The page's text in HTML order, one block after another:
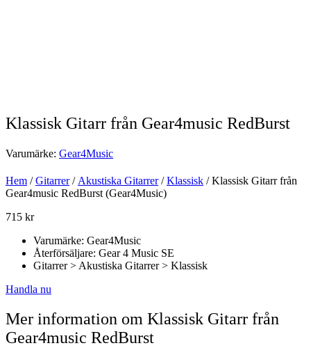
Klassisk Gitarr från Gear4music RedBurst
Varumärke: Gear4Music
Hem /Gitarrer/Akustiska Gitarrer/Klassisk / Klassisk Gitarr från
Gear4music RedBurst (Gear4Music)
715 kr
Varumärke: Gear4Music
Återförsäljare: Gear 4 Music SE
Gitarrer > Akustiska Gitarrer > Klassisk
Handla nu
Mer information om Klassisk Gitarr från
Gear4music RedBurst